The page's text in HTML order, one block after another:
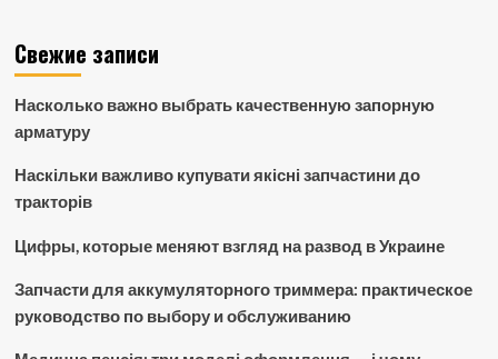
Свежие записи
Насколько важно выбрать качественную запорную
арматуру
Наскільки важливо купувати якісні запчастини до
тракторів
Цифры, которые меняют взгляд на развод в Украине
Запчасти для аккумуляторного триммера: практическое
руководство по выбору и обслуживанию